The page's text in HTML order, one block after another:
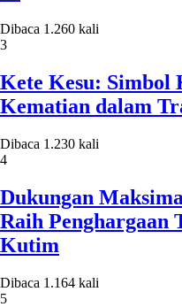
Dibaca 1.260 kali
3
Kete Kesu: Simbol
Kematian dalam
Dibaca 1.230 kali
4
Dukungan
Raih Penghargaan
Kutim
Dibaca 1.164 kali
5